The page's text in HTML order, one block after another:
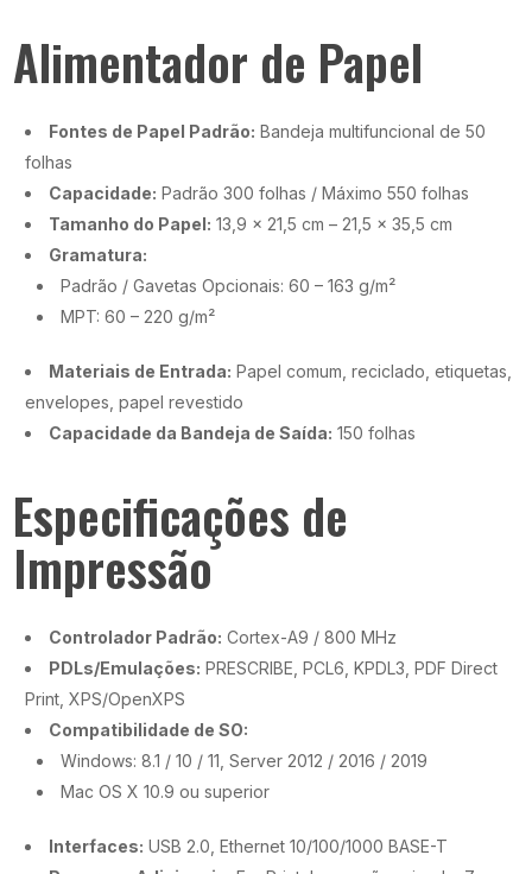
Alimentador de Papel
Fontes de Papel Padrão: Bandeja multifuncional de 50
folhas
Capacidade: Padrão 300 folhas / Máximo 550 folhas
Tamanho do Papel: 13,9 x 21,5 cm – 21,5 x 35,5 cm
Gramatura:
Padrão / Gavetas Opcionais: 60 – 163 g/m²
MPT: 60 – 220 g/m²
Materiais de Entrada: Papel comum, reciclado, etiquetas,
envelopes, papel revestido
Capacidade da Bandeja de Saída: 150 folhas
Especificações de
Impressão
Controlador Padrão: Cortex-A9 / 800 MHz
PDLs/Emulações: PRESCRIBE, PCL6, KPDL3, PDF Direct
Print, XPS/OpenXPS
Compatibilidade de SO:
Windows: 8.1 / 10 / 11, Server 2012 / 2016 / 2019
Mac OS X 10.9 ou superior
Interfaces: USB 2.0, Ethernet 10/100/1000 BASE-T